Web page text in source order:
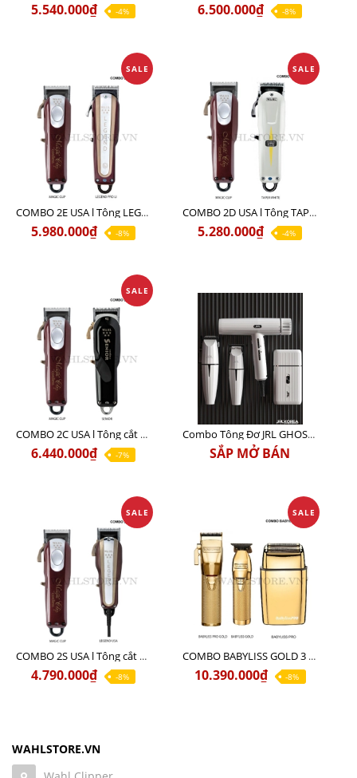
5.540.000₫ -4% 6.500.000₫ -8%
SALE
COMBO 2E USA l Tông LEGEND PRO LI + Tông MAGIC CLIP
5.980.000₫ -8%
SALE
COMBO 2D USA l Tông TAPER WHITE + Tông MAGIC CLIP
5.280.000₫ -4%
SALE
COMBO 2C USA l Tông cắt Senior + Tông cắt Magic clip
6.440.000₫ -7%
Combo Tông Đơ JRL GHOST 3 Limited Edition Chính Hãng USA
SẮP MỞ BÁN
SALE
COMBO 2S USA l Tông cắt LEGEND USA CÓ DÂY 220V + Tông pin MAGIC CLIP
4.790.000₫ -8%
SALE
COMBO BABYLISS GOLD 3 cao cấp chính hãng
10.390.000₫ -8%
WAHLSTORE.VN